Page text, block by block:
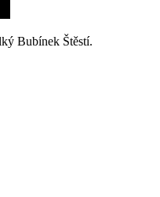
Bubínek Štěstí.